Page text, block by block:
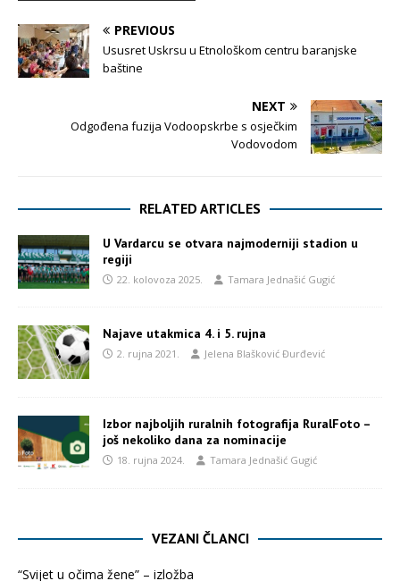
PREVIOUS
Ususret Uskrsu u Etnološkom centru baranjske
baštine
NEXT
Odgođena fuzija Vodoopskrbe s osječkim
Vodovodom
RELATED ARTICLES
U Vardarcu se otvara najmoderniji stadion u
regiji
22. kolovoza 2025. Tamara Jednašić Gugić
Najave utakmica 4. i 5. rujna
2. rujna 2021. Jelena Blašković Đurđević
Izbor najboljih ruralnih fotografija RuralFoto –
još nekoliko dana za nominacije
18. rujna 2024. Tamara Jednašić Gugić
VEZANI ČLANCI
“Svijet u očima žene” – izložba